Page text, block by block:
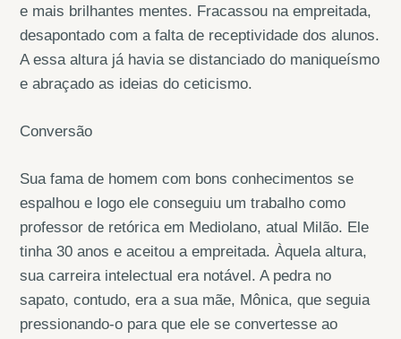
e mais brilhantes mentes. Fracassou na empreitada,
desapontado com a falta de receptividade dos alunos.
A essa altura já havia se distanciado do maniqueísmo
e abraçado as ideias do ceticismo.
Conversão
Sua fama de homem com bons conhecimentos se
espalhou e logo ele conseguiu um trabalho como
professor de retórica em Mediolano, atual Milão. Ele
tinha 30 anos e aceitou a empreitada. Àquela altura,
sua carreira intelectual era notável. A pedra no
sapato, contudo, era a sua mãe, Mônica, que seguia
pressionando-o para que ele se convertesse ao